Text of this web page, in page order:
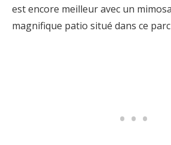
est encore meilleur avec un
magnifique patio situé dans ce